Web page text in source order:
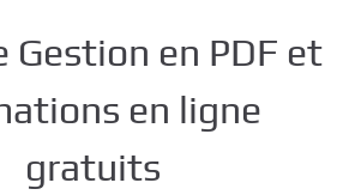
Gestion en PDF et
en ligne
gratuits